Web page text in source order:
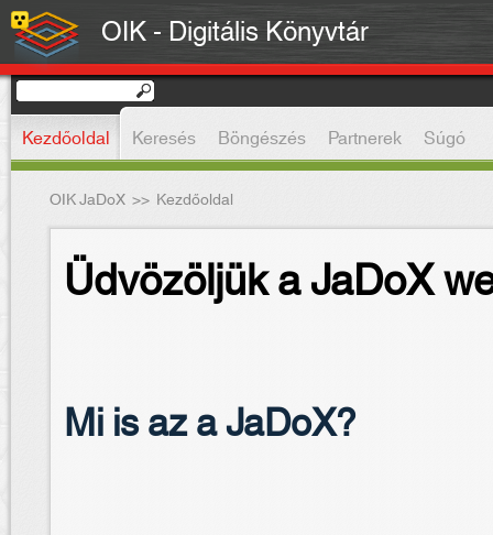
OIK - Digitális Könyvtár
Kezdőoldal Keresés Böngészés Partnerek Súgó
OIK JaDoX >> Kezdőoldal
Üdvözöljük a JaDoX
Mi is az a JaDoX?